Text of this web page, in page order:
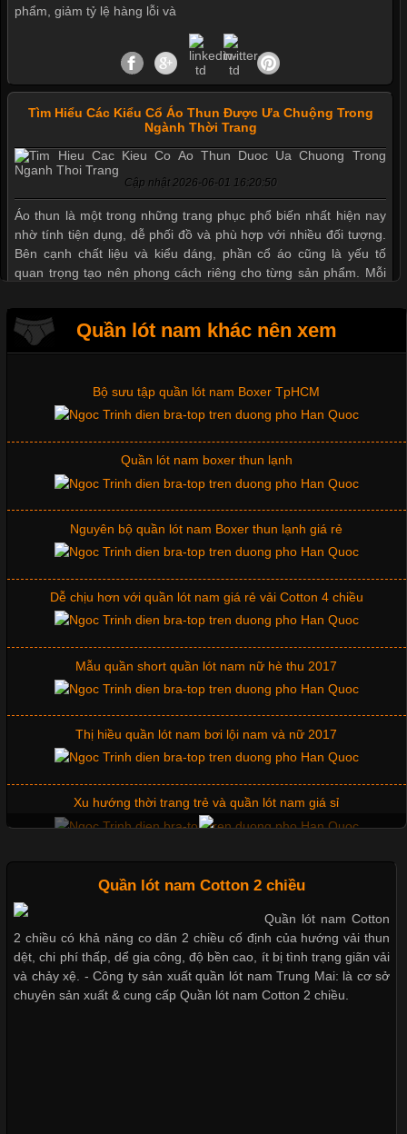
phẩm, giảm tỷ lệ hàng lỗi và
Tìm Hiểu Các Kiểu Cổ Áo Thun Được Ưa Chuộng Trong
Ngành Thời Trang
Cập nhật 2026-06-01 16:20:50
Áo thun là một trong những trang phục phổ biến nhất hiện nay
nhờ tính tiện dụng, dễ phối đồ và phù hợp với nhiều đối tượng.
Bên cạnh chất liệu và kiểu dáng, phần cổ áo cũng là yếu tố
quan trọng tạo nên phong cách riêng cho từng sản phẩm. Mỗi
Những Mẫu Áo Thun Đồng Phục Công Ty Được Ưa
Chuộng Hiện Nay
Cập nhật 2026-06-01 14:23:34
chuyên nghiệp đóng vai trò quan trọng đối với sự phát triển của
doanh nghiệp. Một trong những giải pháp hiệu quả được nhiều
đơn vị lựa chọn hiện nay là sử dụng áo thun đồng phục công ty.
Chất Liệu Lycra Có Gì Đặc Biệt Trong Ngành Thời Trang?
Cập nhật 2026-05-27 17:03:46
Vải Lycra Là Gì? Chất Liệu Co Giãn Được Ưa Chuộng Trong
Ngành May Mặc Trong ngành thời trang hiện đại, các loại vải có
khả năng co giãn tốt ngày càng được ưa chuộng nhằm mang lại
cảm giác thoải mái cho người mặc. Trong đó, vải Lycra là một
trong những chất liệu nổi bật nhờ độ đàn hồi cao,
Chất Liệu Bamboo Xu Hướng Mới Trong Ngành Thời Trang
Cập nhật 2026-05-21 14:59:25
Trong những năm gần đây, vải Bamboo đang trở thành một
Quần lót nam khác nên xem
Thị hiều quần lót nam bơi lội nam và nữ 2017
Xu hướng thời trang trẻ và quần lót nam giá sỉ
Giặt và bảo quản quần lót nam đúng cách
Mẫu quần lót nam giá rẻ sốt hè 2017
Những mẩu quần lót nam thông dụng hiện nay
Bộ sưu tập quần lót nam Boxer TpHCM
Quần lót nam boxer thun lạnh
Nguyên bộ quần lót nam Boxer thun lạnh giá rẻ
Dễ chịu hơn với quần lót nam giá rẻ vải Cotton 4 chiều
Mẫu quần short quần lót nam nữ hè thu 2017
Thị hiều quần lót nam bơi lội nam và nữ 2017
Xu hướng thời trang trẻ và quần lót nam giá sỉ
Mẫu quần lót nam giá rẻ sốt hè 2017
Quần lót nam Cotton 2 chiều
Quần lót nam Cotton
2 chiều có khả năng co dãn 2 chiều cố định của hướng vải thun
dệt, chi phí thấp, dể gia công, độ bền cao, ít bị tình trạng giãn vải
và chảy xệ. - Công ty sản xuất quần lót nam Trung Mai: là cơ sở
chuyên sản xuất & cung cấp Quần lót nam Cotton 2 chiều.